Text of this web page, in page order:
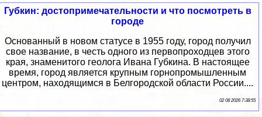
Губкин: достопримечательности и что посмотреть в
городе
Основанный в новом статусе в 1955 году, город получил
свое название, в честь одного из первопроходцев этого
края, знаменитого геолога Ивана Губкина. В настоящее
время, город является крупным горнопромышленным
центром, находящимся в Белгородской области России....
02 08 2026 7:38:55